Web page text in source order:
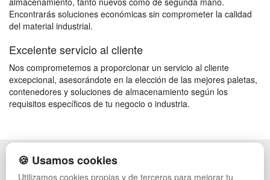
Encontrarás soluciones económicas sin comprometer la calidad
del material industrial.
Excelente servicio al cliente
Nos comprometemos a proporcionar un servicio al cliente
excepcional, asesorándote en la elección de las mejores paletas,
contenedores y soluciones de almacenamiento según los
requisitos específicos de tu negocio o industria.
POLÍTICA DE PRIVACIDAD
CONDICIONES DE USO
🍪 Usamos cookies
Utilizamos cookies propias y de terceros para mejorar tu